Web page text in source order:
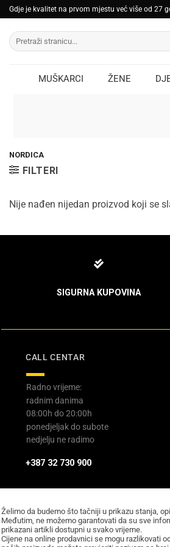
Skip
to
content
Gdje je kvalitet na prvom mjestu već više od 27
Pretraži:
MUŠKARCI ŽENE
NORDICA
FILTERI
Nije nađen nijedan proizvod koji se
SIGURNA KUPOVINA
CALL CENTAR
Radno vrijeme:
radnim danima
08:00h do 20:00h
ponedjeljak do subote
nedjelju ne radimo
+387 32 730 900
Želimo da budemo što tačniji u prikazu stanja,
Međutim, ne možemo garantovati da su sve
prikazani artikli dostupni u svako vrijeme.
Cijene na online prodavnici se mogu razlikovati